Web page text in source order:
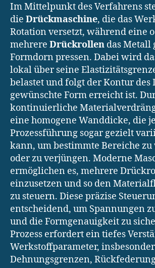
Im Mittelpunkt des Verfahrens
die Drückmaschine, die das
Rotation versetzt, während eine
mehrere Drückrollen das Metall
Formdorn pressen. Dabei wird
lokal über seine
belastet und folgt der Kontur des
gewünschte Form erreicht ist.
kontinuierliche
eine homogene Wanddicke, die
Prozessführung sogar gezielt
kann, um bestimmte Bereiche
oder zu verjüngen. Moderne
ermöglichen es, mehrere
einzusetzen und so den
zu steuern. Diese präzise
entscheidend, um Spannungen
und die Formgenauigkeit zu
Prozess erfordert ein tiefes
Werkstoffparameter,
Dehnungsgrenzen,